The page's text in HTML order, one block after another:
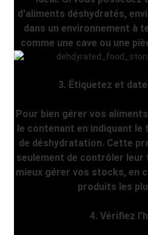
d'aliments déshydratés,
dans un environnement à
comme une cave ou une
3. Étiquetez et
Pour bien gérer vos
le contenant en indiquant
de déshydratation. Cette
seulement de contrôler leur
mieux gérer vos stocks, en
produits les
4. Vérifiez